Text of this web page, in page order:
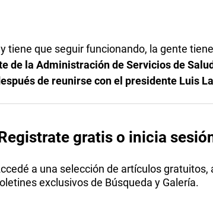
tiene que seguir funcionando, la gente
de la Administración de Servicios de
de reunirse con el presidente Luis
gratis o inicia
a una selección de artículos gratuitos,
exclusivos de Búsqueda y Galería.